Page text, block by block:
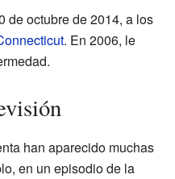
de octubre de 2014, a los
. En 2006, le
han aparecido muchas
en un episodio de la